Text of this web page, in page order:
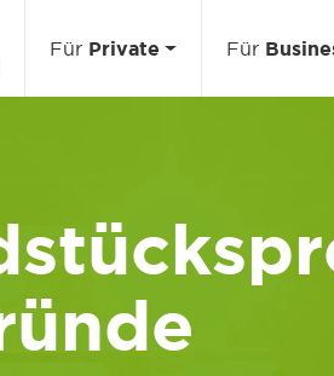
Für Private Für